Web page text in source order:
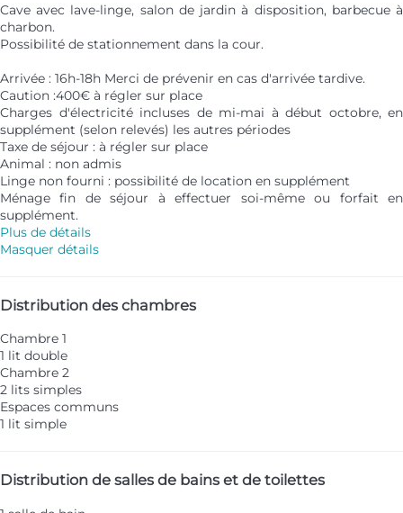
Cave avec lave-linge, salon de jardin à disposition, barbecue à
charbon.
Possibilité de stationnement dans la cour.
Arrivée : 16h-18h Merci de prévenir en cas d'arrivée tardive.
Caution :400€ à régler sur place
Charges d'électricité incluses de mi-mai à début octobre, en
supplément (selon relevés) les autres périodes
Taxe de séjour : à régler sur place
Animal : non admis
Linge non fourni : possibilité de location en supplément
Ménage fin de séjour à effectuer soi-même ou forfait en
supplément.
Plus de détails
Masquer détails
Distribution des chambres
Chambre 1
1 lit double
Chambre 2
2 lits simples
Espaces communs
1 lit simple
Distribution de salles de bains et de toilettes